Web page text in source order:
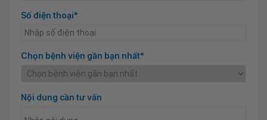
Số điện thoại*
Chọn bệnh viện gần bạn nhất*
Nội dung cần tư vấn